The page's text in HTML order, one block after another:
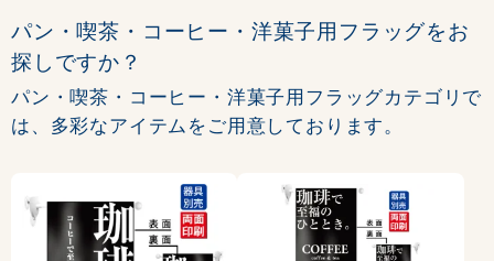
パン・喫茶・コーヒー・洋菓子用フラッグをお
探しですか？
パン・喫茶・コーヒー・洋菓子用フラッグカテゴリで
は、多彩なアイテムをご用意しております。